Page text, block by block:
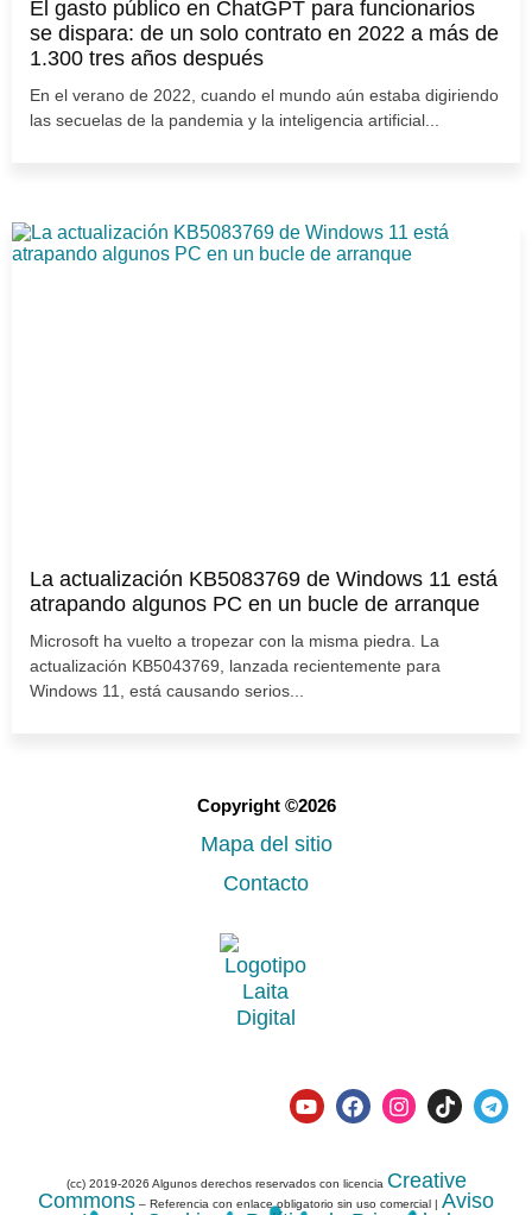
El gasto público en ChatGPT para funcionarios
se dispara: de un solo contrato en 2022 a más de
1.300 tres años después
En el verano de 2022, cuando el mundo aún estaba digiriendo
las secuelas de la pandemia y la inteligencia artificial...
La actualización KB5083769 de Windows 11 está
atrapando algunos PC en un bucle de arranque
Microsoft ha vuelto a tropezar con la misma piedra. La
actualización KB5043769, lanzada recientemente para
Windows 11, está causando serios...
Copyright ©2026
Mapa del sitio
Contacto
(cc) 2019-2026 Algunos derechos reservados con licencia Creative
Commons – Referencia con enlace obligatorio sin uso comercial | Aviso